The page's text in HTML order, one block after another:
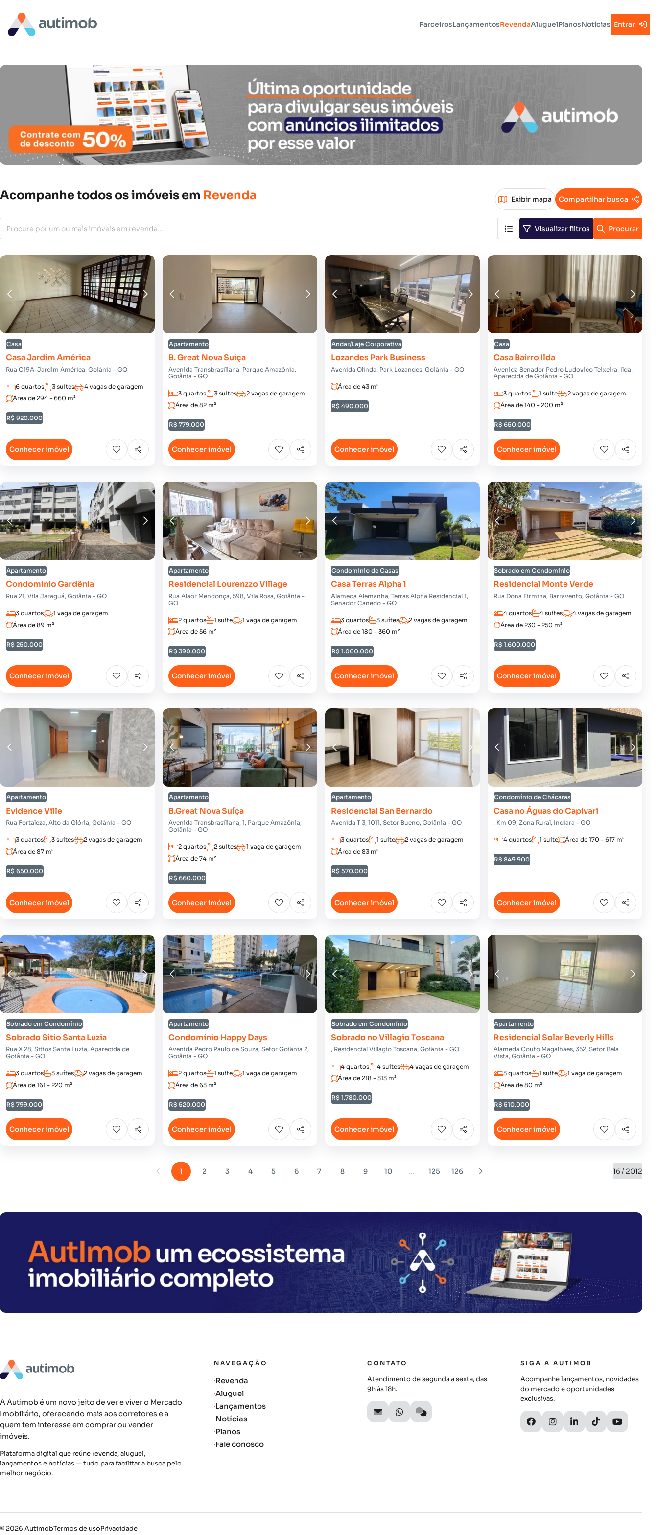
ParceirosLançamentosRevendaAluguelPlanosNotícias Entrar
Acompanhetodos osimóveis em Revenda Exibir mapa Compartilhar busca
Visualizar filtros Procurar
Casa
Casa Jardim América
Rua C19A, Jardim América, Goiânia - GO
6 quartos 3 suítes
4 vagas de garagem
Área de 294 - 660 m²
R$ 920.000
Conhecer imóvel
Apartamento
B. Great Nova Suiça
Avenida Transbrasiliana, Parque Amazônia,
Goiânia - GO
3 quartos 3 suítes
2 vagas de garagem
Área de 82 m²
R$ 779.000
Conhecer imóvel
Andar/Laje Corporativa
Lozandes Park Business
Avenida Olinda, Park Lozandes, Goiânia - GO
Área de 43 m²
R$ 490.000
Conhecer imóvel
Casa
Casa Bairro Ilda
Avenida Senador Pedro Ludovico Teixeira, Ilda,
Aparecida de Goiânia - GO
3 quartos 1 suíte
2 vagas de garagem
Área de 140 - 200 m²
R$ 650.000
Conhecer imóvel
Apartamento
Condomínio Gardênia
Rua 21, Vila Jaraguá, Goiânia - GO
3 quartos
1 vaga de garagem
Área de 89 m²
R$ 250.000
Conhecer imóvel
Apartamento
Residencial Lourenzzo Village
Rua Alaor Mendonça, 598, Vila Rosa, Goiânia -
GO
2 quartos 1 suíte
1 vaga de garagem
Área de 56 m²
R$ 390.000
Conhecer imóvel
Condomínio de Casas
Casa Terras Alpha 1
Alameda Alemanha, Terras Alpha Residencial 1,
Senador Canedo - GO
3 quartos 3 suítes
2 vagas de garagem
Área de 180 - 360 m²
R$ 1.000.000
Conhecer imóvel
Sobrado em Condomínio
Residencial Monte Verde
Rua Dona Firmina, Barravento, Goiânia - GO
4 quartos 4 suítes
4 vagas de garagem
Área de 230 - 250 m²
R$ 1.600.000
Conhecer imóvel
Apartamento
Evidence Ville
Rua Fortaleza, Alto da Glória, Goiânia - GO
3 quartos 3 suítes
2 vagas de garagem
Área de 87 m²
R$ 650.000
Conhecer imóvel
Apartamento
B.Great Nova Suíça
Avenida Transbrasiliana, 1, Parque Amazônia,
Goiânia - GO
2 quartos 2 suítes
1 vaga de garagem
Área de 74 m²
R$ 660.000
Conhecer imóvel
Apartamento
Residencial San Bernardo
Avenida T 3, 1011, Setor Bueno, Goiânia - GO
3 quartos 1 suíte
2 vagas de garagem
Área de 83 m²
R$ 570.000
Conhecer imóvel
Condomínio de Chácaras
Casa no Águas do Capivari
, Km 09, Zona Rural, Indiara - GO
4 quartos 1 suíte Área de 170 - 617 m²
R$ 849.900
Conhecer imóvel
Sobrado em Condomínio
Sobrado Sitio Santa Luzia
Rua X 28, Sitios Santa Luzia, Aparecida de
Goiânia - GO
3 quartos 3 suítes
2 vagas de garagem
Área de 161 - 220 m²
R$ 799.000
Conhecer imóvel
Apartamento
Condomínio Happy Days
Avenida Pedro Paulo de Souza, Setor Goiânia 2,
Goiânia - GO
2 quartos 1 suíte
1 vaga de garagem
Área de 63 m²
R$ 520.000
Conhecer imóvel
Sobrado em Condomínio
Sobrado no Villagio Toscana
, Residencial Villagio Toscana, Goiânia - GO
4 quartos 4 suítes
4 vagas de garagem
Área de 218 - 313 m²
R$ 1.780.000
Conhecer imóvel
Apartamento
Residencial Solar Beverly Hills
Alameda Couto Magalhães, 352, Setor Bela
Vista, Goiânia - GO
3 quartos 1 suíte
1 vaga de garagem
Área de 80 m²
R$ 510.000
Conhecer imóvel
1 2 3 4 5 6 7 8 9 10 ... 125 126 16 / 2012
A Autimob é um novo jeito de ver e viver o Mercado
Imobiliário, oferecendo mais aos corretores e a
quem tem interesse em comprar ou vender
imóveis.
Plataforma digital que reúne revenda, aluguel,
lançamentos e notícias — tudo para facilitar a busca pelo
melhor negócio.
NAVEGAÇÃO
Revenda
Aluguel
Lançamentos
Notícias
Planos
Fale conosco
CONTATO
Atendimento de segunda a sexta, das
9h às 18h.
SIGA A AUTIMOB
Acompanhe lançamentos, novidades
do mercado e oportunidades
exclusivas.
© 2026 AutimobTermos de usoPrivacidade